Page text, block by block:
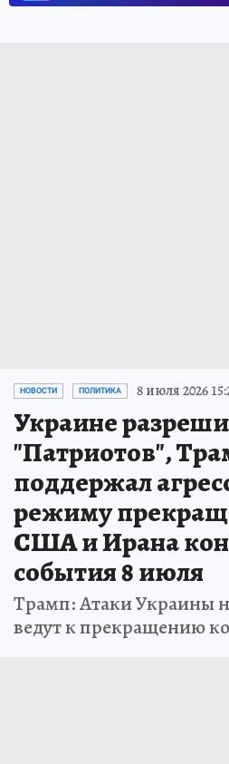
НОВОСТИ ПОЛИТИКА 8 июля 2026
Украине
"Патриотов",
поддержал
режиму
США и Ирана
события 8 июля
Трамп: Атаки Украины
ведут к прекращению